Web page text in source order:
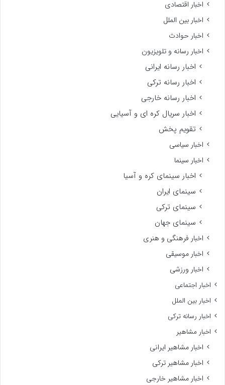
اخبار اقتصادی
اخبار بین الملل
اخبار حوادث
اخبار رسانه و تلویزیون
اخبار رسانه ایرانی
اخبار رسانه ترکی
اخبار رسانه خارجی
اخبار سریال کره ای و آسیایی
تقویم پخش
اخبار سیاسی
اخبار سینما
اخبار سینمای کره و آسیا
سینمای ایران
سینمای ترکی
سینمای جهان
اخبار فرهنگی و هنری
اخبار موسیقی
اخبار ورزشی
اخبار اجتماعی
اخبار بین الملل
اخبار رسانه ترکی
اخبار مشاهیر
اخبار مشاهیر ایرانی
اخبار مشاهیر ترکی
اخبار مشاهیر خارجی